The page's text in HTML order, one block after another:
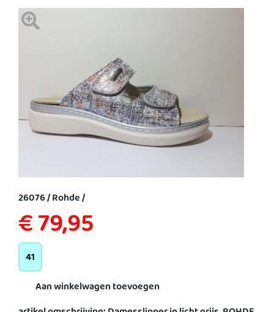
26076 / Rohde /
€ 79,95
41
Aan winkelwagen toevoegen